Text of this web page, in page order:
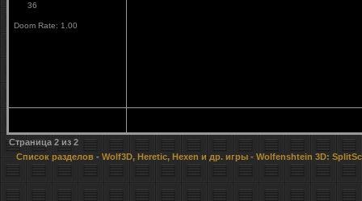
36
Doom Rate: 1.00
Страница 2из 2
Список разделов - Wolf3D, Heretic, Hexen и др. игры - Wolfenshtein 3D: